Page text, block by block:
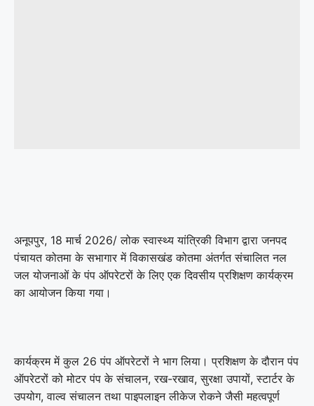
अनूपपुर, 18 मार्च 2026/ लोक स्वास्थ्य यांत्रिकी विभाग द्वारा जनपद
पंचायत कोतमा के सभागार में विकासखंड कोतमा अंतर्गत संचालित नल
जल योजनाओं के पंप ऑपरेटरों के लिए एक दिवसीय प्रशिक्षण कार्यक्रम
का आयोजन किया गया।
कार्यक्रम में कुल 26 पंप ऑपरेटरों ने भाग लिया। प्रशिक्षण के दौरान पंप
ऑपरेटरों को मोटर पंप के संचालन, रख-रखाव, सुरक्षा उपायों, स्टार्टर के
उपयोग, वाल्व संचालन तथा पाइपलाइन लीकेज रोकने जैसी महत्वपूर्ण